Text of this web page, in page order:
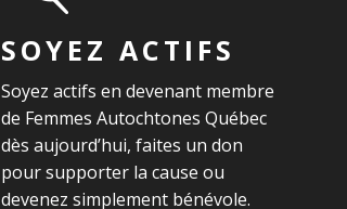
SOYEZ ACTIFS
Soyez actifs en devenant membre
de Femmes Autochtones Québec
dès aujourd’hui, faites un don
pour supporter la cause ou
devenez simplement bénévole.